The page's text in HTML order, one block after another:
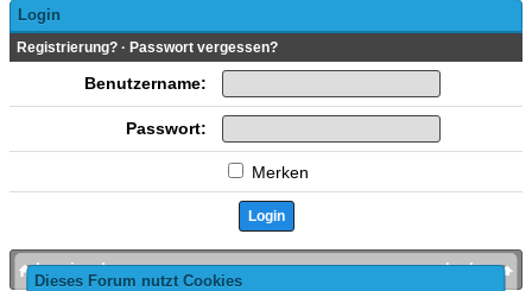
Dieses Forum nutzt Cookies
Login
Registrierung? · Passwort vergessen?
Benutzername:
Passwort:
Merken
nach oben
bronies.de